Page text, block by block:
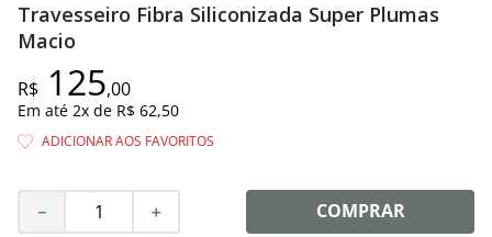
Travesseiro Fibra Siliconizada Super Plumas
Macio
R$ 125,00
Em até 2x de R$ 62,50
＋
－ COMPRAR
5º capa colchão
travesseiro
8º shampoo
10º noir